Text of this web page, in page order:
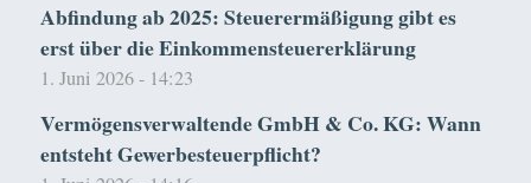
Abfindung ab 2025: Steuerermäßigung gibt es
erst über die Einkommensteuererklärung
1. Juni 2026 - 14:23
Vermögensverwaltende GmbH & Co. KG: Wann
entsteht Gewerbesteuerpflicht?